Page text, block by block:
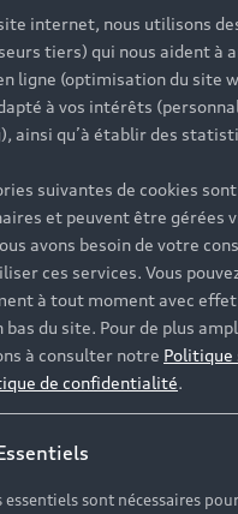
:
points de contrôle
24 mois et
24/7 en France et en
également toutes nos
mois
Les réponses
questions
les réponses à vos
internet, nous utilisons
tiers) qui nous aident à
ligne (optimisation du site
à vos intérêts
ainsi qu’à établir des
suivantes de cookies
et peuvent être gérées
avons besoin de votre
ces services. Vous
à tout moment avec
bas du site. Pour de plus
à consulter notre Politique
de confidentialité.
essentiels sont nécessaires